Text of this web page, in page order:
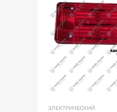
ЭЛЕКТРИЧЕСКИЙ